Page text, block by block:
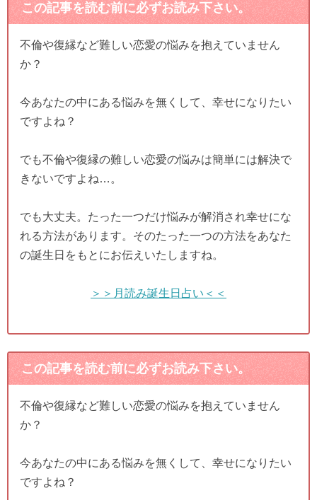
この記事を読む前に必ずお読み下さい。
不倫や復縁など難しい恋愛の悩みを抱えていません
か？
今あなたの中にある悩みを無くして、幸せになりたい
ですよね？
でも不倫や復縁の難しい恋愛の悩みは簡単には解決で
きないですよね…。
でも大丈夫。たった一つだけ悩みが解消され幸せにな
れる方法があります。そのたった一つの方法をあなた
の誕生日をもとにお伝えいたしますね。
＞＞月読み誕生日占い＜＜
この記事を読む前に必ずお読み下さい。
不倫や復縁など難しい恋愛の悩みを抱えていません
か？
今あなたの中にある悩みを無くして、幸せになりたい
ですよね？